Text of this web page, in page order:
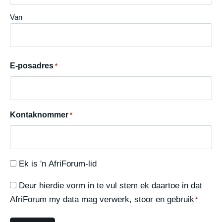
terugbetaling kry?
Hoeveel kos ’n kaartjie?
My betaling gaan nie deur nie. Wat
Is daar ’n beperking op die getal
Van
E-posadres *
Kontaknommer *
Ek
'n
AfriForum-
lid
Ek is 'n AfriForum-lid
Deur
hierdie
Deur hierdie vorm in te vul stem ek daartoe in dat
AfriForum my data mag verwerk, stoor en gebruik *